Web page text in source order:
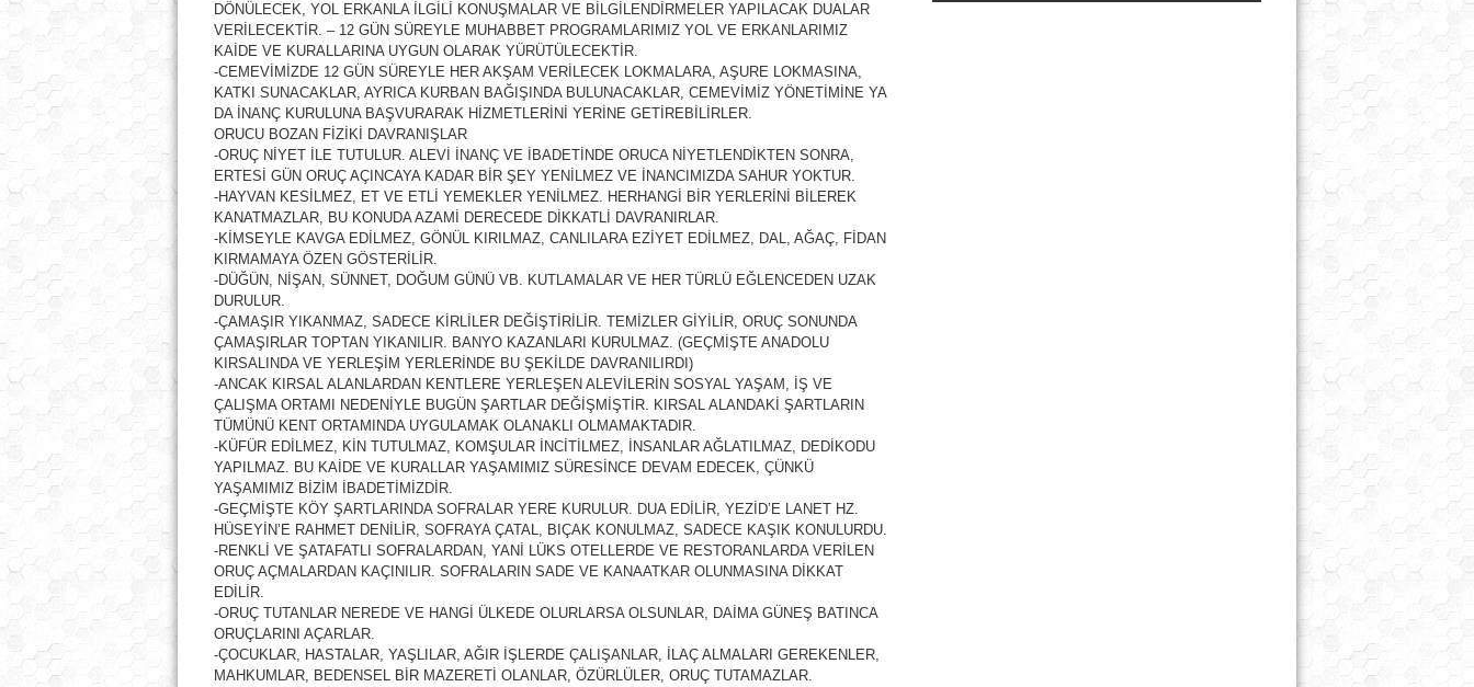
DÖNÜLECEK, YOL ERKANLA İLGİLİ KONUŞMALAR VE BİLGİLENDİRMELER YAPILACAK DUALAR
VERİLECEKTİR. – 12 GÜN SÜREYLE MUHABBET PROGRAMLARIMIZ YOL VE ERKANLARIMIZ
KAİDE VE KURALLARINA UYGUN OLARAK YÜRÜTÜLECEKTİR.
-CEMEVİMİZDE 12 GÜN SÜREYLE HER AKŞAM VERİLECEK LOKMALARA, AŞURE LOKMASINA,
KATKI SUNACAKLAR, AYRICA KURBAN BAĞIŞINDA BULUNACAKLAR, CEMEVİMİZ YÖNETİMİNE YA
DA İNANÇ KURULUNA BAŞVURARAK HİZMETLERİNİ YERİNE GETİREBİLİRLER.
ORUCU BOZAN FİZİKİ DAVRANIŞLAR
-ORUÇ NİYET İLE TUTULUR. ALEVİ İNANÇ VE İBADETİNDE ORUCA NİYETLENDİKTEN SONRA,
ERTESİ GÜN ORUÇ AÇINCAYA KADAR BİR ŞEY YENİLMEZ VE İNANCIMIZDA SAHUR YOKTUR.
-HAYVAN KESİLMEZ, ET VE ETLİ YEMEKLER YENİLMEZ. HERHANGİ BİR YERLERİNİ BİLEREK
KANATMAZLAR, BU KONUDA AZAMİ DERECEDE DİKKATLİ DAVRANIRLAR.
-KİMSEYLE KAVGA EDİLMEZ, GÖNÜL KIRILMAZ, CANLILARA EZİYET EDİLMEZ, DAL, AĞAÇ, FİDAN
KIRMAMAYA ÖZEN GÖSTERİLİR.
-DÜĞÜN, NİŞAN, SÜNNET, DOĞUM GÜNÜ VB. KUTLAMALAR VE HER TÜRLÜ EĞLENCEDEN UZAK
DURULUR.
-ÇAMAŞIR YIKANMAZ, SADECE KİRLİLER DEĞİŞTİRİLİR. TEMİZLER GİYİLİR, ORUÇ SONUNDA
ÇAMAŞIRLAR TOPTAN YIKANILIR. BANYO KAZANLARI KURULMAZ. (GEÇMİŞTE ANADOLU
KIRSALINDA VE YERLEŞİM YERLERİNDE BU ŞEKİLDE DAVRANILIRDI)
-ANCAK KIRSAL ALANLARDAN KENTLERE YERLEŞEN ALEVİLERİN SOSYAL YAŞAM, İŞ VE
ÇALIŞMA ORTAMI NEDENİYLE BUGÜN ŞARTLAR DEĞİŞMİŞTİR. KIRSAL ALANDAKİ ŞARTLARIN
TÜMÜNÜ KENT ORTAMINDA UYGULAMAK OLANAKLI OLMAMAKTADIR.
-KÜFÜR EDİLMEZ, KİN TUTULMAZ, KOMŞULAR İNCİTİLMEZ, İNSANLAR AĞLATILMAZ, DEDİKODU
YAPILMAZ. BU KAİDE VE KURALLAR YAŞAMIMIZ SÜRESİNCE DEVAM EDECEK, ÇÜNKÜ
YAŞAMIMIZ BİZİM İBADETİMİZDİR.
-GEÇMİŞTE KÖY ŞARTLARINDA SOFRALAR YERE KURULUR. DUA EDİLİR, YEZİD’E LANET HZ.
HÜSEYİN’E RAHMET DENİLİR, SOFRAYA ÇATAL, BIÇAK KONULMAZ, SADECE KAŞIK KONULURDU.
-RENKLİ VE ŞATAFATLI SOFRALARDAN, YANİ LÜKS OTELLERDE VE RESTORANLARDA VERİLEN
ORUÇ AÇMALARDAN KAÇINILIR. SOFRALARIN SADE VE KANAATKAR OLUNMASINA DİKKAT
EDİLİR.
-ORUÇ TUTANLAR NEREDE VE HANGİ ÜLKEDE OLURLARSA OLSUNLAR, DAİMA GÜNEŞ BATINCA
ORUÇLARINI AÇARLAR.
-ÇOCUKLAR, HASTALAR, YAŞLILAR, AĞIR İŞLERDE ÇALIŞANLAR, İLAÇ ALMALARI GEREKENLER,
MAHKUMLAR, BEDENSEL BİR MAZERETİ OLANLAR, ÖZÜRLÜLER, ORUÇ TUTAMAZLAR.